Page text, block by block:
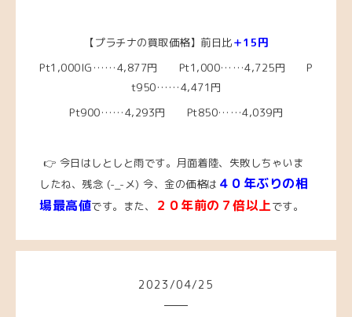
【プラチナの買取価格】前日比＋15円
Pt1,000IG……4,877円 Pt1,000……4,725円 P
t950……4,471円
Pt900……4,293円 Pt850……4,039円
👉 今日はしとしと雨です。月面着陸、失敗しちゃいま
したね、残念 (-_-メ) 今、 金の価格は ４０年ぶりの相
場最高値です。また、 ２０年前の７倍以上です。
2023 /04/25